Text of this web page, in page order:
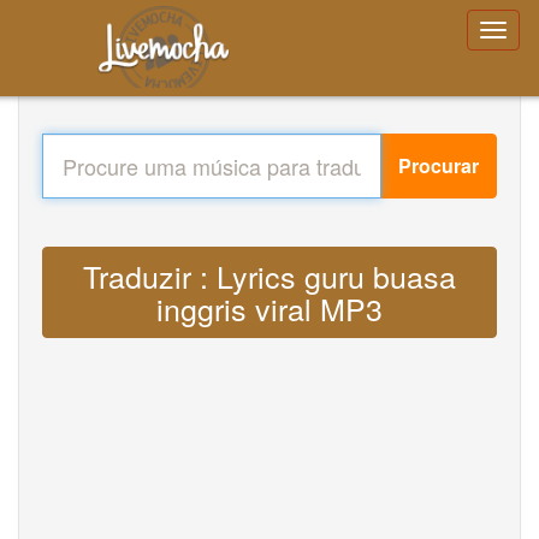
Procurar
Traduzir : Lyrics guru buasa
inggris viral MP3